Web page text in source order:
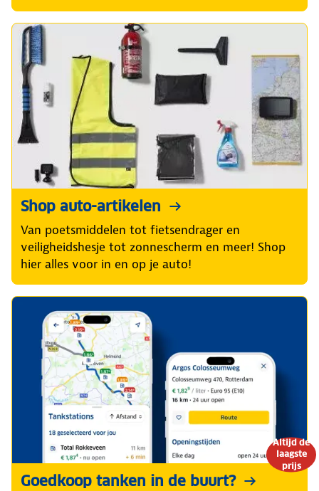
Shop auto-artikelen
Van poetsmiddelen tot fietsendrager en
veiligheidshesje tot zonnescherm en meer! Shop
hier alles voor in en op je auto!
Altijd de
laagste
prijs
Goedkoop tanken in de buurt?